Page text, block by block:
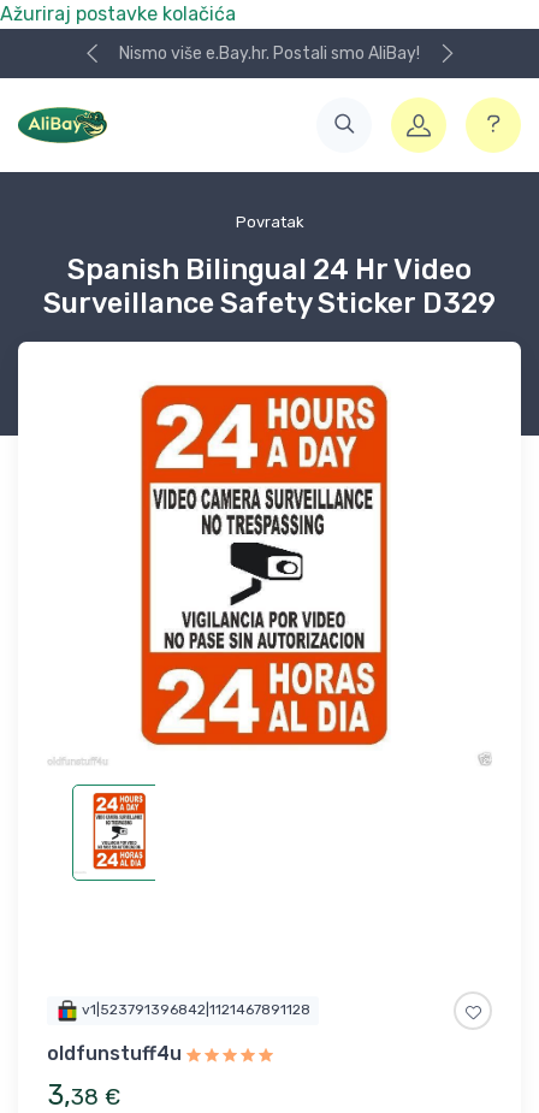
Ažuriraj postavke kolačića
Nismo više e.Bay.hr. Postali smo AliBay!
Povratak
Spanish Bilingual 24 Hr Video
Surveillance Safety Sticker D329
v1|523791396842|1121467891128
oldfunstuff4u
3,38 €